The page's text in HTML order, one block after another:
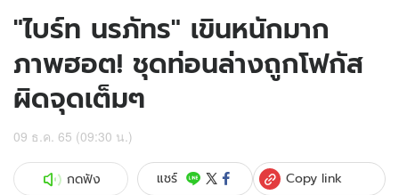
"ไบร์ท นรภัทร" เขินหนักมาก
ภาพฮอต! ชุดท่อนล่างถูกโฟกัส
ผิดจุดเต็มๆ
09 ธ.ค. 65 (09:30 น.)
กดฟัง แชร์ Copy link